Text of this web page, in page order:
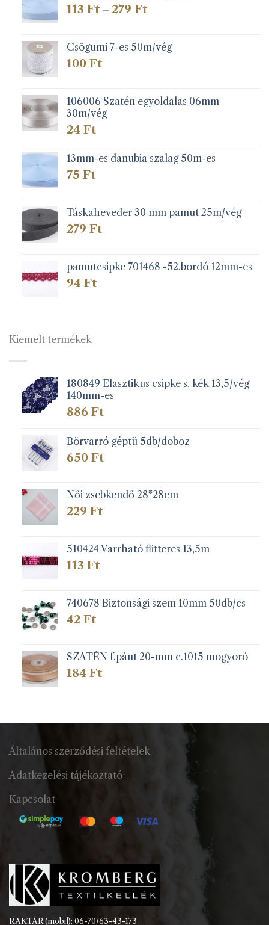
113 Ft – 279 FtÁrtartomány:
279 Ft
Csögumi 7-es 50m/vég
100 Ft
106006 Szatén egyoldalas 06mm
30m/vég
24 Ft
13mm-es danubia szalag 50m-es
75 Ft
Táskaheveder 30 mm pamut 25m/vég
279 Ft
pamutcsipke 701468 -52.bordó 12mm-es
94 Ft
Kiemelt termékek
180849 Elasztikus csipke s. kék 13,5/vég
140mm-es
886 Ft
Börvarró géptü 5db/doboz
650 Ft
Női zsebkendő 28*28cm
229 Ft
510424 Varrható flitteres 13,5m
113 Ft
740678 Biztonsági szem 10mm 50db/cs
42 Ft
SZATÉN f.pánt 20-mm c.1015 mogyoró
184 Ft
Általános szerződési feltételek
Adatkezelési tájékoztató
Kapcsolat
RAKTÁR (mobil): 06-70/63-43-173